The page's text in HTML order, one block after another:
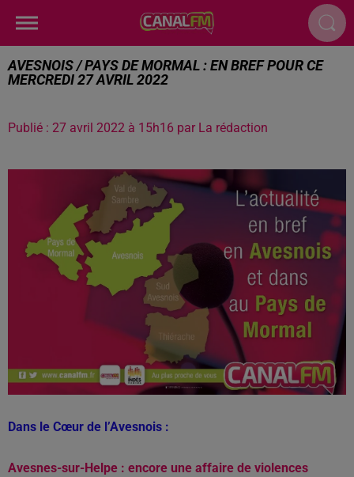
AVESNOIS / PAYS DE MORMAL : EN BREF POUR CE
MERCREDI 27 AVRIL 2022
Publié : 27 avril 2022 à 15h16 par La rédaction
Dans le Cœur de l’Avesnois :
Avesnes-sur-Helpe : encore une affaire de violences